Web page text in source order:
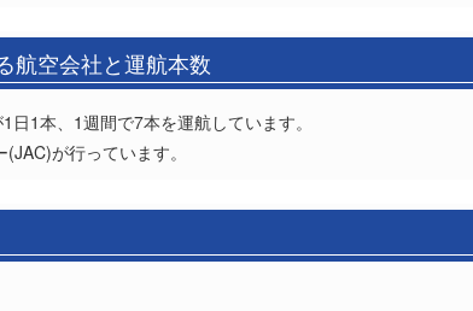
航空会社と運航本数
1本、1週間で7本を運航しています。
が行っています。